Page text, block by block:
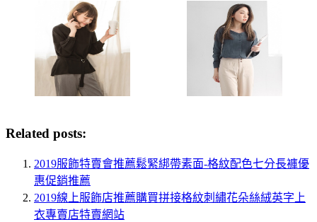
Related posts:
2019服飾特賣會推薦鬆緊綁帶素面-格紋配色七分長褲優
惠促銷推薦
2019線上服飾店推薦購買拼接格紋刺繡花朵絲絨英字上
衣專賣店特賣網站